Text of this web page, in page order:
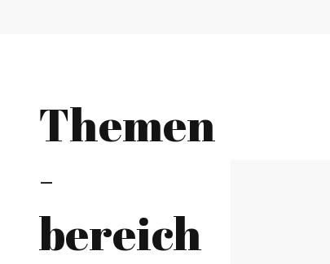
Themen
-
bereich